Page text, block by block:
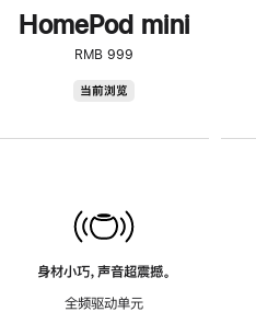
HomePod mini
RMB 999
当前浏览
身材小巧，声音超震撼。
全频驱动单元